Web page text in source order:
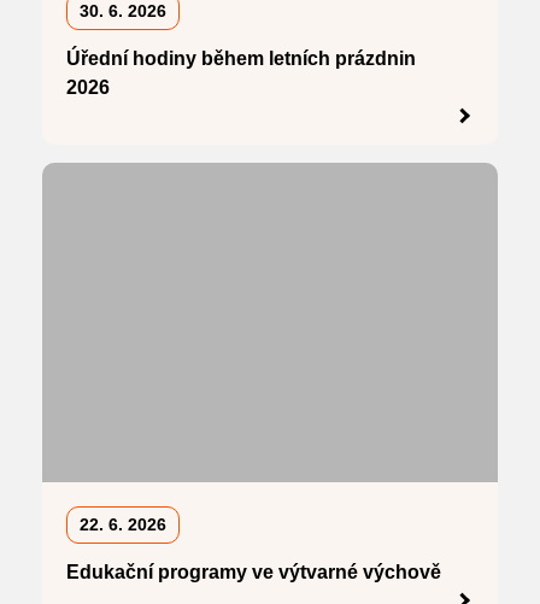
30. 6. 2026
Úřední hodiny během letních prázdnin
2026
22. 6. 2026
Edukační programy ve výtvarné výchově